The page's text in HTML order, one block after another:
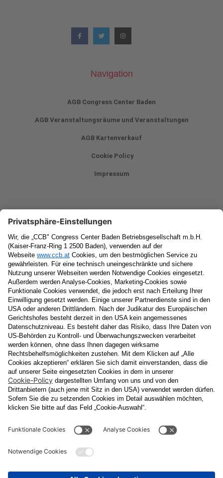
Navigation
AGB Congress Center Baden
AGB Veranstaltungsräume und Veranstaltungen
AGB Kartenverkauf
Cookie Policy
Impressum
Newsletter
Vorname
Nachname
E-Mail
Datenschutzerklärung
Ja , ich erlaube, dass meine personenbezogenen Daten, nämlich
Name undE-Mail-Adressefür personalisierte Zusendungen per E-
Mail, die Informationen über Events und das
Veranstaltungsprogramm vom Congress Center Baden
enthalten, von der "CCB" Congress Center Baden
Betriebsgesellschaft m.b.H. verarbeitet werden.
Die Verarbeitung meiner Daten erfolgt entsprechend der
Datenschutzerklärung der Casinos Austria Aktiengesellschaft und
unterwww.casinos.at/datenschutzabrufen und einsehen kann. Die
Einwilligung kann ich jederzeit postalisch an "CCB" Congress
2500 Baden, per E-Mail an
datenschutz@cal.at
oder in jeder elektronischen Zusendung
nicht berührt.